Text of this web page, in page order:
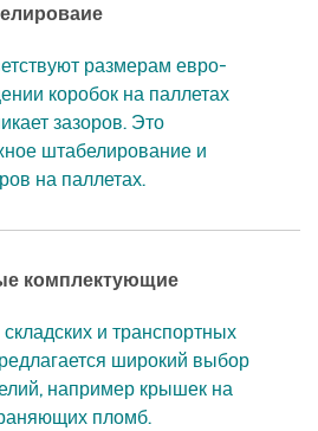
размерам евро-
коробок на паллетах
зазоров. Это
штабелирование и
на паллетах.
комплектующие
и транспортных
широкий выбор
например крышек на
пломб.